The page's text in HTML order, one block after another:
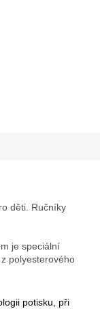
děti. Ručníky
je speciální
polyesterového
potisku, při